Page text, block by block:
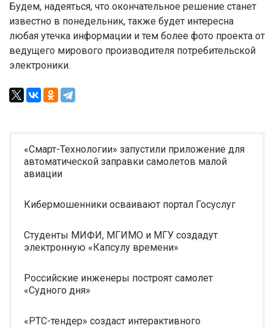
Будем, надеяться, что окончательное решение станет
известно в понедельник, также будет интересна
любая утечка информации и тем более фото проекта от
ведущего мирового производителя потребительской
электроники.
«Смарт-Технологии» запустили приложение для
автоматической заправки самолетов малой
авиации
Кибермошенники осваивают портал Госуслуг
Студенты МИФИ, МГИМО и МГУ создадут
электронную «Капсулу времени»
Российские инженеры построят самолет
«Судного дня»
«РТС-тендер» создаст интерактивного